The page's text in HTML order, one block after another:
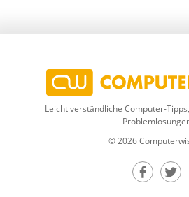
Leicht verständliche Computer-
© 2026
Teilen